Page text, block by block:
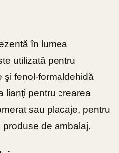
în lumea
utilizată pentru
şi fenol-formaldehidă
lianţi pentru crearea
sau placaje, pentru
de ambalaj.